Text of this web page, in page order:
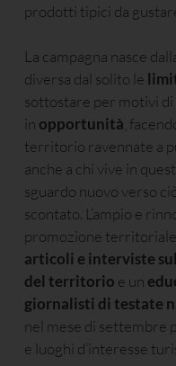
prodotti tipici da
La campagna nasce
diversa dal solito le
sottostare per motivi
in opportunità ,
territorio ravennate a
anche a chi vive in
sguardo nuovo verso
scontato. L’ampio e
promozione
articoli e interviste
del territorio e un
giornalisti di testate
nel mese di settembre
e luoghi d’interesse